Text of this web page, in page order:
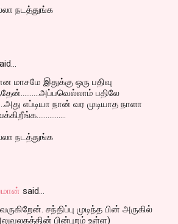
நடத்துங்க
இதுக்கு ஒரு பதிவு
பதிலே
எப்டியா நான் வர முடியாத நாளா
நடத்துங்க
said…
சந்திப்பு முடிந்த பின் அருகில்
அலுவலகத்தின் பின்புறம் உள்ள)